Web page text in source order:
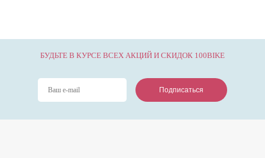
БУДЬТЕ В КУРСЕ ВСЕХ АКЦИЙ И СКИДОК 100BIKE
Подписаться
Подписаться
Подписаться